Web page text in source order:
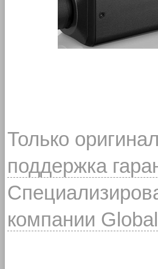
Только
поддержка
компании